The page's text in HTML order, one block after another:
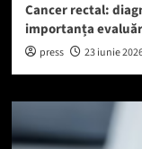
Cancer rectal:
importanța
press 23 iunie